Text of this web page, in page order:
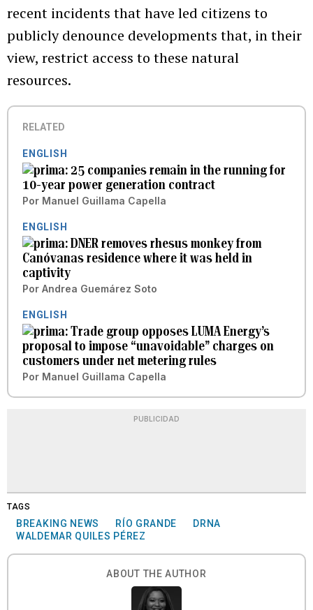
recent incidents that have led citizens to
publicly denounce developments that, in their
view, restrict access to these natural
resources.
RELATED
ENGLISH
25 companies remain in the running for
10-year power generation contract
Por Manuel Guillama Capella
ENGLISH
DNER removes rhesus monkey from
Canóvanas residence where it was held in
captivity
Por Andrea Guemárez Soto
ENGLISH
Trade group opposes LUMA Energy’s
proposal to impose “unavoidable” charges on
customers under net metering rules
Por Manuel Guillama Capella
PUBLICIDAD
TAGS
BREAKING NEWS RÍO GRANDE
DRNA
WALDEMAR QUILES PÉREZ
ABOUT THE AUTHOR